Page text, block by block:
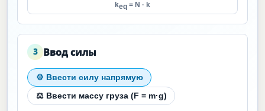
keq = N · k
3 Ввод силы
⚙ Ввести силу напрямую
⚖ Ввести массу груза (F = m·g)